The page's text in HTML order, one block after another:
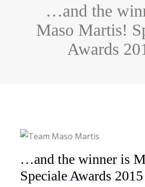
…and the
Maso Martis!
Awards
…and the winner is
Speciale Awards 2015